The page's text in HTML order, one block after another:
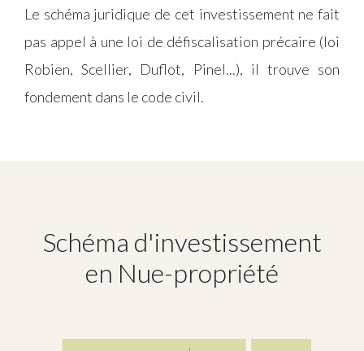
Le schéma juridique de cet investissement ne fait
pas appel à une loi de défiscalisation précaire (loi
Robien, Scellier, Duflot, Pinel...), il trouve son
fondement dans le code civil.
Schéma d'investissement
en Nue-propriété